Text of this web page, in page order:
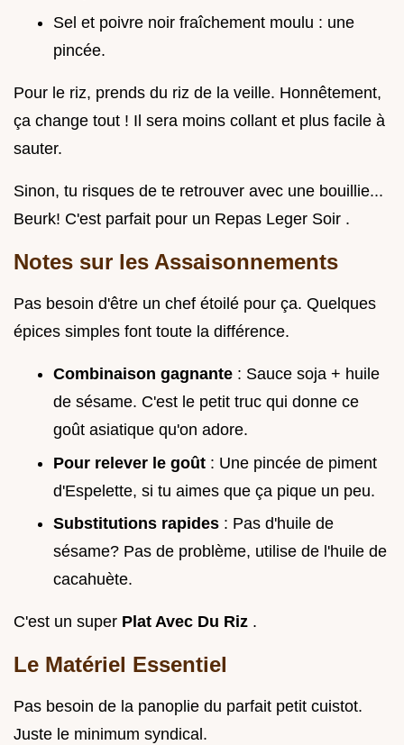
Sel et poivre noir fraîchement moulu : une
pincée.
Pour le riz, prends du riz de la veille. Honnêtement,
ça change tout ! Il sera moins collant et plus facile à
sauter.
Sinon, tu risques de te retrouver avec une bouillie...
Beurk! C'est parfait pour un Repas Leger Soir .
Notes sur les Assaisonnements
Pas besoin d'être un chef étoilé pour ça. Quelques
épices simples font toute la différence.
Combinaison gagnante : Sauce soja + huile
de sésame. C'est le petit truc qui donne ce
goût asiatique qu'on adore.
Pour relever le goût : Une pincée de piment
d'Espelette, si tu aimes que ça pique un peu.
Substitutions rapides : Pas d'huile de
sésame? Pas de problème, utilise de l'huile de
cacahuète.
C'est un super Plat Avec Du Riz .
Le Matériel Essentiel
Pas besoin de la panoplie du parfait petit cuistot.
Juste le minimum syndical.